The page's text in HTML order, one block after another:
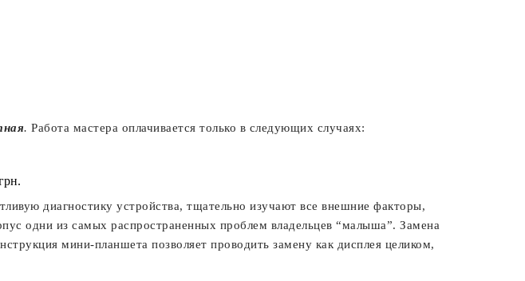
. Работа мастера оплачивается только в следующих случаях:
диагностику устройства, тщательно изучают все внешние факторы,
одни из самых распространенных проблем владельцев “малыша”. Замена
мини-планшета позволяет проводить замену как дисплея целиком,